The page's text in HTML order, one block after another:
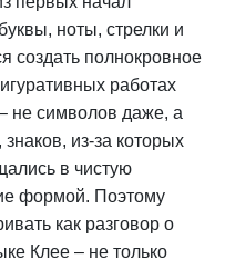
ноты, стрелки и
создать полнокровное
работах
не символов даже, а
из-за которых
в чистую
формой. Поэтому
как разговор о
Клее – не только